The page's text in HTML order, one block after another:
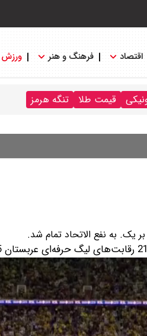
اقتصاد فرهنگ و هنر ورزش
قیمت طلا تنگه هرمز
یک. به نفع الاتحاد تمام شد.